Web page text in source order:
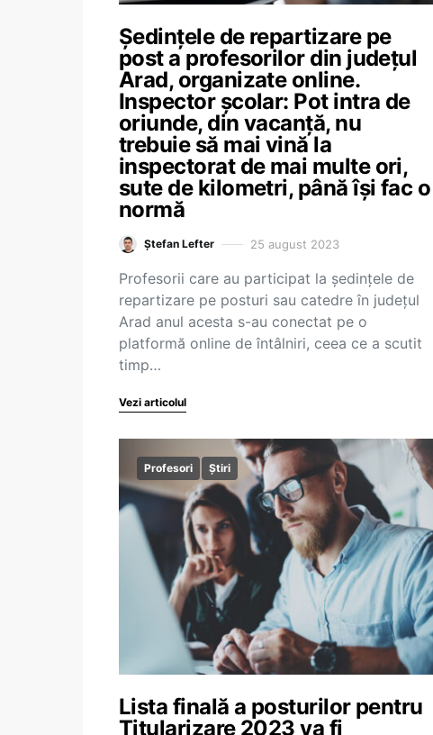
Ședințele de repartizare pe
post a profesorilor din județul
Arad, organizate online.
Inspector școlar: Pot intra de
oriunde, din vacanță, nu
trebuie să mai vină la
inspectorat de mai multe ori,
sute de kilometri, până își fac o
normă
Ștefan Lefter 25 august 2023
Profesorii care au participat la ședințele de
repartizare pe posturi sau catedre în județul
Arad anul acesta s-au conectat pe o
platformă online de întâlniri, ceea ce a scutit
timp…
Vezi articolul
Profesori Știri
Lista finală a posturilor pentru
Titularizare 2023 va fi